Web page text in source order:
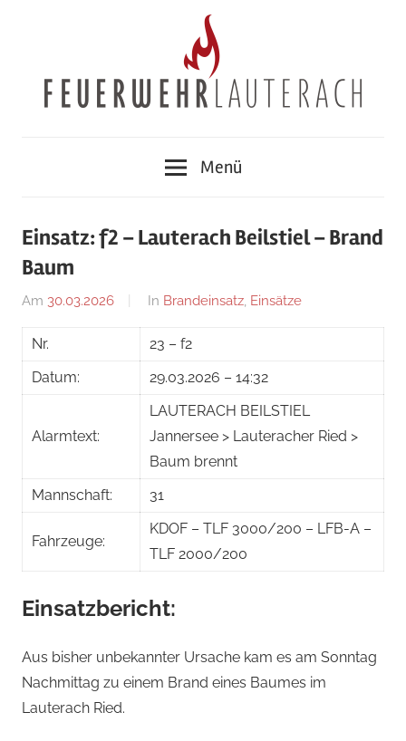
Lauterach
Menü
Einsatz: f2 – Lauterach Beilstiel – Brand
Baum
Am 30.03.2026
Von
Greussing
In Brandeinsatz, Einsätze
Nr.
23 – f2
Datum:
29.03.2026 – 14:32
Alarmtext:
LAUTERACH BEILSTIEL
Jannersee > Lauteracher Ried >
Baum brennt
Mannschaft:
31
Fahrzeuge:
KDOF – TLF 3000/200 – LFB-A –
TLF 2000/200
Einsatzbericht:
Aus bisher unbekannter Ursache kam es am Sonntag
Nachmittag zu einem Brand eines Baumes im
Lauterach Ried.